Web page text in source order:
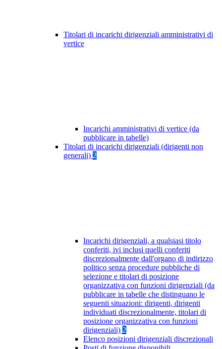
Titolari di incarichi dirigenziali amministrativi di
vertice
Incarichi amministrativi di vertice (da
pubblicare in tabelle)
Titolari di incarichi dirigenziali (dirigenti non
generali) 2
Incarichi dirigenziali, a qualsiasi titolo
conferiti, ivi inclusi quelli conferiti
discrezionalmente dall'organo di indirizzo
politico senza procedure pubbliche di
selezione e titolari di posizione
organizzativa con funzioni dirigenziali (da
pubblicare in tabelle che distinguano le
seguenti situazioni: dirigenti, dirigenti
individuati discrezionalmente, titolari di
posizione organizzativa con funzioni
dirigenziali) 2
Elenco posizioni dirigenziali discrezionali